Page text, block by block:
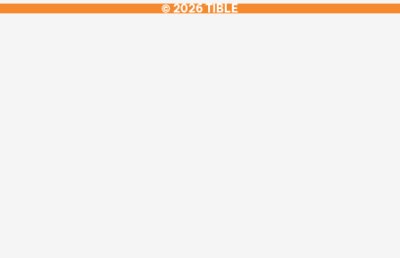
© 2026 TIBLE